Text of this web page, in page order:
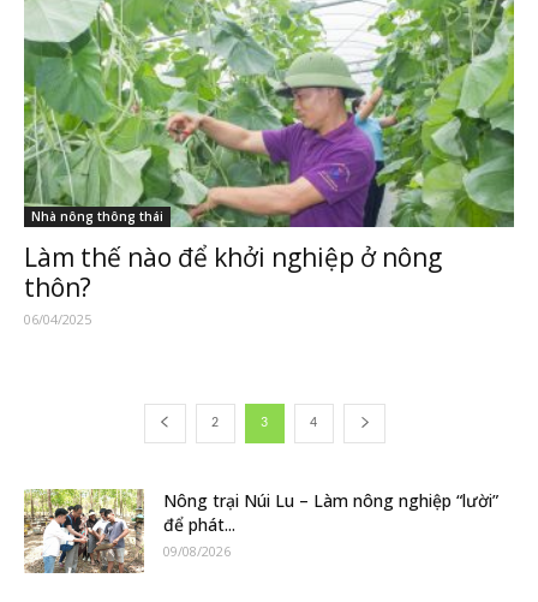
Nhà nông thông thái
Làm thế nào để khởi nghiệp ở nông
thôn?
06/04/2025
2 3 4
Nông trại Núi Lu – Làm nông nghiệp “lười”
để phát...
09/08/2026